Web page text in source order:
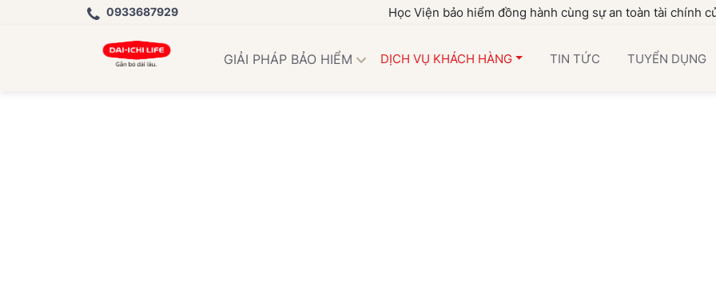
0933687929 Học Viện bảo hiểm đồng hành cùng sự an toàn tài chính của gia
GIẢI PHÁP BẢO HIỂM DỊCH VỤ KHÁCH HÀNG TIN TỨC TUYỂN DỤNG